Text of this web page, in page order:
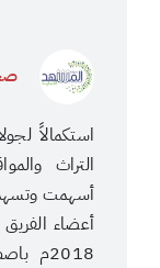
استكمالاً
التراث
أسهمت وتسهم
2018م